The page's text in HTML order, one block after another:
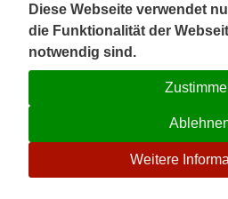
Diese Webseite verwendet
die Funktionalität der
notwendig sind.
Weitere